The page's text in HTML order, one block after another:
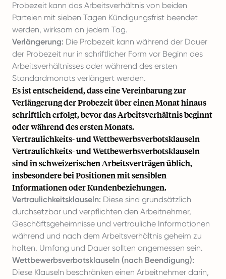
Probezeit kann das Arbeitsverhältnis von beiden
Parteien mit sieben Tagen Kündigungsfrist beendet
werden, wirksam an jedem Tag.
Verlängerung: Die Probezeit kann während der Dauer
der Probezeit nur in schriftlicher Form vor Beginn des
Arbeitsverhältnisses oder während des ersten
Standardmonats verlängert werden.
Es ist entscheidend, dass eine Vereinbarung zur
Verlängerung der Probezeit über einen Monat hinaus
schriftlich erfolgt, bevor das Arbeitsverhältnis beginnt
oder während des ersten Monats.
Vertraulichkeits- und Wettbewerbsverbotsklauseln
Vertraulichkeits- und Wettbewerbsverbotsklauseln
sind in schweizerischen Arbeitsverträgen üblich,
insbesondere bei Positionen mit sensiblen
Informationen oder Kundenbeziehungen.
Vertraulichkeitsklauseln: Diese sind grundsätzlich
durchsetzbar und verpflichten den Arbeitnehmer,
Geschäftsgeheimnisse und vertrauliche Informationen
während und nach dem Arbeitsverhältnis geheim zu
halten. Umfang und Dauer sollten angemessen sein.
Wettbewerbsverbotsklauseln (nach Beendigung):
Diese Klauseln beschränken einen Arbeitnehmer darin,